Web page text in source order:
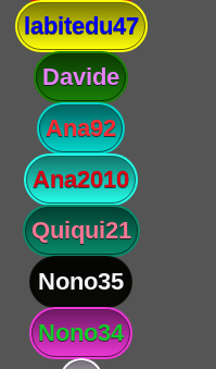
labitedu47
Davide
Ana92
Ana2010
Quiqui21
Nono35
Nono34